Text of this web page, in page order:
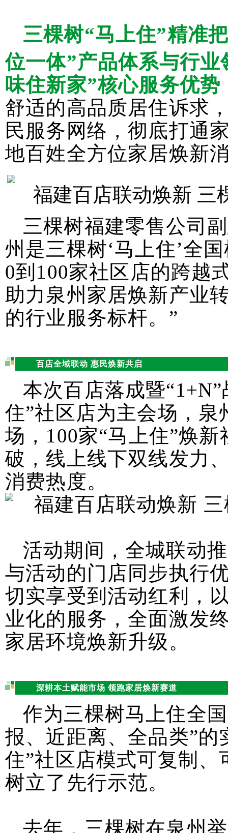
三棵树“马上住”精准
位一体”产品体系与行业
味住新家”核心服务优势
舒适的高品质居住诉求
民服务网络，彻底打通
地百姓全方位家居焕新
三棵树福建零售公司
州是三棵树‘马上住’全
0到100家社区店的跨越
助力泉州家居焕新产业
的行业服务标杆。”
百店全域联动 惠民焕新共启
本次百店落成暨
住”社区店为主会场，
场，100家“马上住”焕
破，线上线下双线发力
消费热度。
活动期间，全城联动
与活动的门店同步执行
切实享受到活动红利，
业化的服务，全面激发
家居环境焕新升级。
深耕本土赋能市场 领跑家居焕新赛道
作为三棵树马上住全
报、近距离、全品类”
住”社区店模式可复制
树立了先行示范。
去年，三棵树在泉州